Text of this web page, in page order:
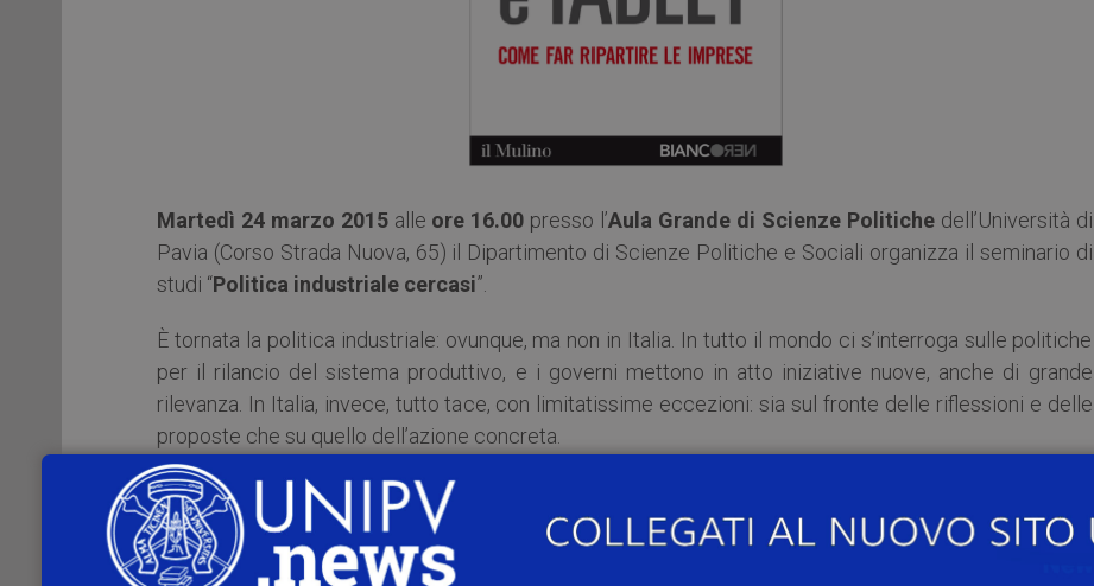
Martedì 24 marzo 2015alle ore 16.00 presso l’Aula Grande di Scienze Politichedell’Università di
Pavia (Corso Strada Nuova, 65) il Dipartimento di Scienze Politiche e Sociali organizza il seminario di
studi “Politica industriale cercasi”.
È tornata la politica industriale: ovunque, ma non in Italia. In tutto il mondo ci s’interroga sulle politiche
per il rilancio del sistema produttivo, e i governi mettono in atto iniziative nuove, anche di grande
rilevanza. In Italia, invece, tutto tace, con limitatissime eccezioni: sia sul fronte delle riflessioni e delle
proposte che su quello dell’azione concreta.
Interviene:
Gianfranco Viesti,Università di Bari, autore di “Cacciavite, robot e tablet. Come far ripartire le
imprese” (Il Mulino)